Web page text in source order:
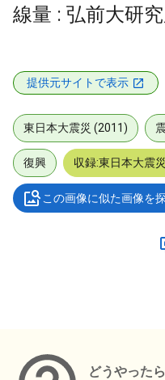
線量 : 弘前大研
提供元サイトで表示
東日本大震災 (2011)
復興 収録:東日本大震
この画像に似た画像を
どうやった